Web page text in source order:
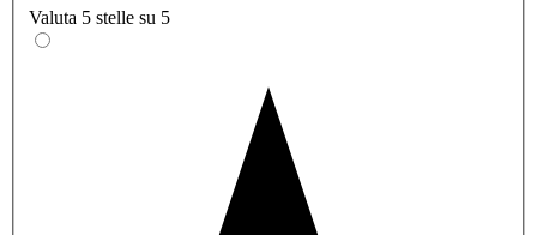
Valuta 5 stelle su 5